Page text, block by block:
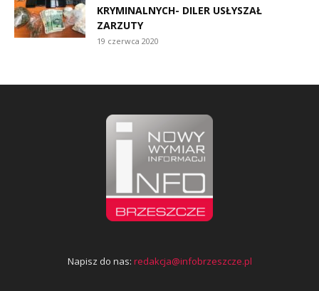
KRYMINALNYCH- DILER USŁYSZAŁ
ZARZUTY
19 czerwca 2020
Napisz do nas: redakcja@infobrzeszcze.pl